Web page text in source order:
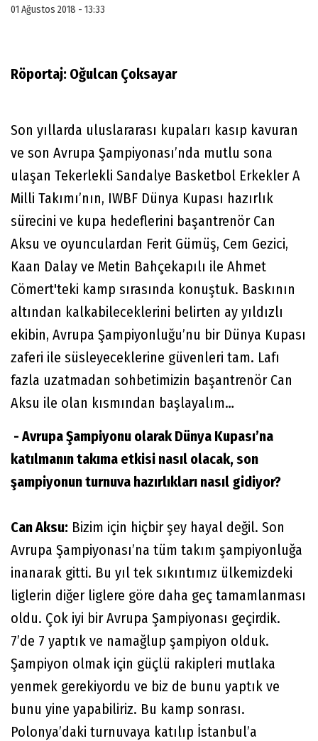
01 Ağustos 2018 - 13:33
Röportaj: Oğulcan Çoksayar
Son yıllarda uluslararası kupaları kasıp kavuran
ve son Avrupa Şampiyonası’nda mutlu sona
ulaşan Tekerlekli Sandalye Basketbol Erkekler A
Milli Takımı’nın, IWBF Dünya Kupası hazırlık
sürecini ve kupa hedeflerini başantrenör Can
Aksu ve oyunculardan Ferit Gümüş, Cem Gezici,
Kaan Dalay ve Metin Bahçekapılı ile Ahmet
Cömert'teki kamp sırasında konuştuk. Baskının
altından kalkabileceklerini belirten ay yıldızlı
ekibin, Avrupa Şampiyonluğu’nu bir Dünya Kupası
zaferi ile süsleyeceklerine güvenleri tam. Lafı
fazla uzatmadan sohbetimizin başantrenör Can
Aksu ile olan kısmından başlayalım…
- Avrupa Şampiyonu olarak Dünya Kupası’na
katılmanın takıma etkisi nasıl olacak, son
şampiyonun turnuva hazırlıkları nasıl gidiyor?
Can Aksu: Bizim için hiçbir şey hayal değil. Son
Avrupa Şampiyonası’na tüm takım şampiyonluğa
inanarak gitti. Bu yıl tek sıkıntımız ülkemizdeki
liglerin diğer liglere göre daha geç tamamlanması
oldu. Çok iyi bir Avrupa Şampiyonası geçirdik.
7’de 7 yaptık ve namağlup şampiyon olduk.
Şampiyon olmak için güçlü rakipleri mutlaka
yenmek gerekiyordu ve biz de bunu yaptık ve
bunu yine yapabiliriz. Bu kamp sonrası.
Polonya’daki turnuvaya katılıp İstanbul’a